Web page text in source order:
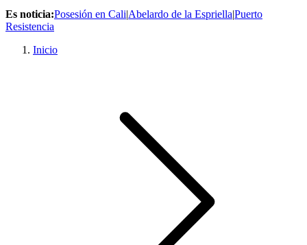
Es noticia:Posesión en Cali|Abelardo de la Espriella|Puerto
Resistencia
Inicio